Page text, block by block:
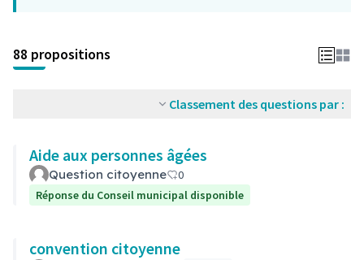
88 propositions
Classement des questions par :
Aide aux personnes âgées
Question citoyenne
0
Réponse du Conseil municipal disponible
convention citoyenne